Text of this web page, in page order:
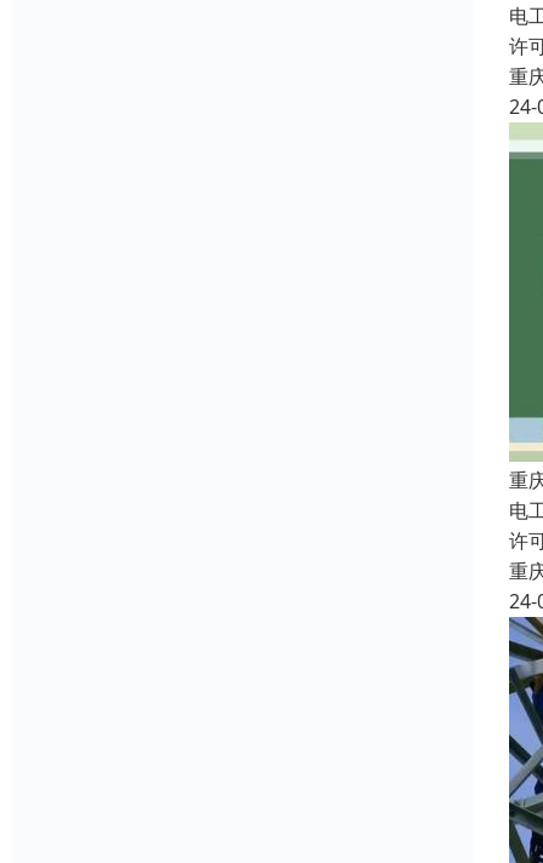
电
许
重
24-
重
电
许
重
24-